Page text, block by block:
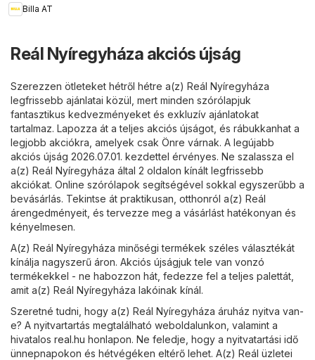
Billa AT
Reál Nyíregyháza akciós újság
Szerezzen ötleteket hétről hétre a(z) Reál Nyíregyháza
legfrissebb ajánlatai közül, mert minden szórólapjuk
fantasztikus kedvezményeket és exkluzív ajánlatokat
tartalmaz. Lapozza át a teljes akciós újságot, és rábukkanhat a
legjobb akciókra, amelyek csak Önre várnak. A legújabb
akciós újság 2026.07.01. kezdettel érvényes. Ne szalassza el
a(z) Reál Nyíregyháza által 2 oldalon kínált legfrissebb
akciókat. Online szórólapok segítségével sokkal egyszerűbb a
bevásárlás. Tekintse át praktikusan, otthonról a(z) Reál
árengedményeit, és tervezze meg a vásárlást hatékonyan és
kényelmesen.
A(z) Reál Nyíregyháza minőségi termékek széles választékát
kínálja nagyszerű áron. Akciós újságjuk tele van vonzó
termékekkel - ne habozzon hát, fedezze fel a teljes palettát,
amit a(z) Reál Nyíregyháza lakóinak kínál.
Szeretné tudni, hogy a(z) Reál Nyíregyháza áruház nyitva van-
e? A nyitvartartás megtalálható weboldalunkon, valamint a
hivatalos real.hu honlapon. Ne feledje, hogy a nyitvatartási idő
ünnepnapokon és hétvégéken eltérő lehet. A(z) Reál üzletei